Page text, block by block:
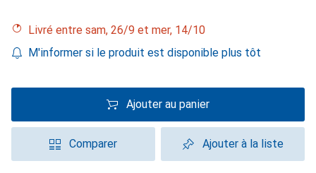
Livré entre sam, 26/9 et mer, 14/10
M'informer si le produit est disponible plus tôt
Ajouter au panier
Comparer Ajouter à la liste